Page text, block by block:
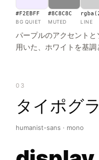
#F2EBFF
BG QUIET
#8C8C8C
MUTED LINE
パープルのアクセント
用いた、ホワイトを基調
03
タイポグ
humanist-sans · mono